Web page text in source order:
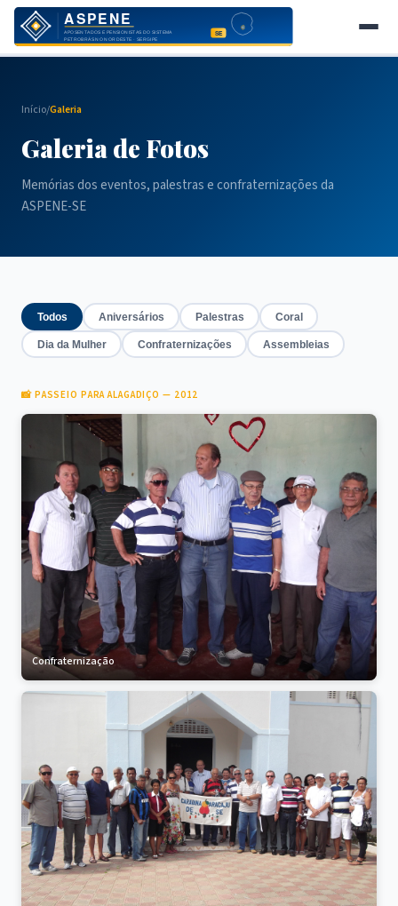
Notícias
Jornal
Eventos
Contato
Área do Sócio
Início/Galeria
Galeria de Fotos
Memórias dos eventos, palestras e confraternizações da
ASPENE-SE
Todos Aniversários Palestras Coral
Dia da Mulher Confraternizações Assembleias
📸 PASSEIO PARA ALAGADIÇO — 2012
Confraternização